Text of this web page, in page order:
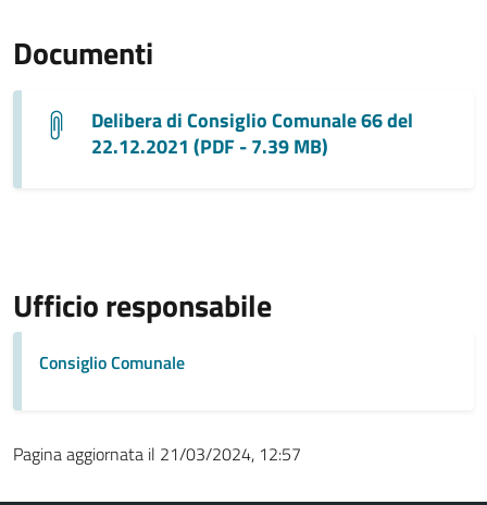
Documenti
Delibera di Consiglio Comunale 66 del
22.12.2021 (PDF - 7.39 MB)
Ufficio responsabile
Consiglio Comunale
Pagina aggiornata il 21/03/2024, 12:57